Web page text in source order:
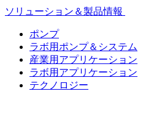
ソリューション＆製品情報
ポンプ
ラボ用ポンプ＆システム
産業用アプリケーション
ラボ用アプリケーション
テクノロジー